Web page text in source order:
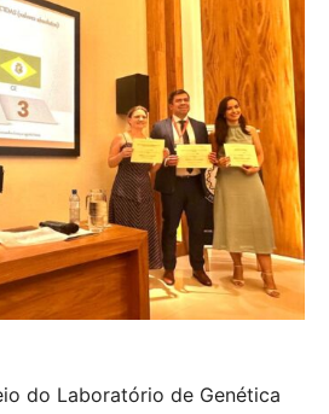
do Laboratório de Genética